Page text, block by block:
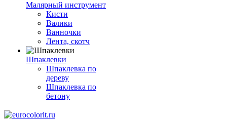
Малярный инструмент
Кисти
Валики
Ванночки
Лента, скотч
Шпаклевки
Шпаклевка по
дереву
Шпаклевка по
бетону